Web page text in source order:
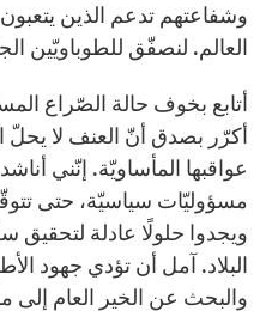
وشفاعتهم تدعم الذين
العالم. لنصفّق للطوباويّين
أتابع بخوف حالة الصّراع
أكرّر بصدق أنّ العنف لا يحلّ
عواقبها المأساويّة. إنّني
مسؤوليّات سياسيّة، حتى
ويجدوا حلولًا عادلة لتحقيق
البلاد. آمل أن تؤدي جهود
والبحث عن الخير العام